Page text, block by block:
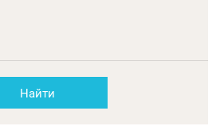
Найти